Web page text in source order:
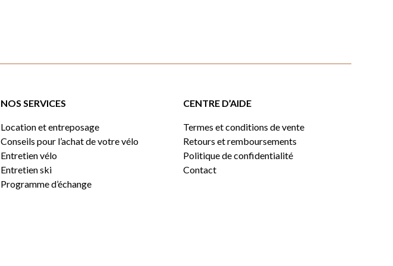
NOS SERVICES
Location et entreposage
Conseils pour l’achat de votre vélo
Entretien vélo
Entretien ski
Programme d’échange
CENTRE D’AIDE
Termes et conditions de vente
Retours et remboursements
Politique de confidentialité
Contact